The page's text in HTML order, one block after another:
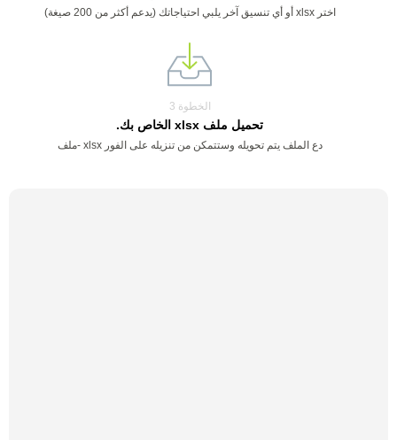
اختر xlsx أو أي تنسيق آخر يلبي احتياجاتك (يدعم أكثر من 200 صيغة)
الخطوة 3
تحميل ملف xlsx الخاص بك.
دع الملف يتم تحويله وستتمكن من تنزيله على الفور xlsx -ملف